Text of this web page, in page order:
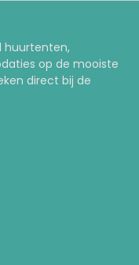
huurtenten,
op de mooiste
direct bij de